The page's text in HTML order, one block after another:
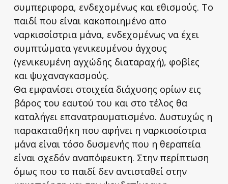
συμπεριφορα, ενδεχομένως και εθισμούς. Το
παιδί που είναι κακοποιημένο απο
ναρκισσίστρια μάνα, ενδεχομένως να έχει
συμπτώματα γενικευμένου άγχους
(γενικευμένη αγχώδης διαταραχή), φοβίες
και ψυχαναγκασμούς.
Θα εμφανίσει στοιχεία διάχυσης ορίων εις
βάρος του εαυτού του και στο τέλος θα
καταλήγει επανατραυματισμένο. Δυστυχώς η
παρακαταθήκη που αφήνει η ναρκισσίστρια
μάνα είναι τόσο δυσμενής που η θεραπεία
είναι σχεδόν αναπόφευκτη. Στην περίπτωση
όμως που το παιδί δεν αντισταθεί στην